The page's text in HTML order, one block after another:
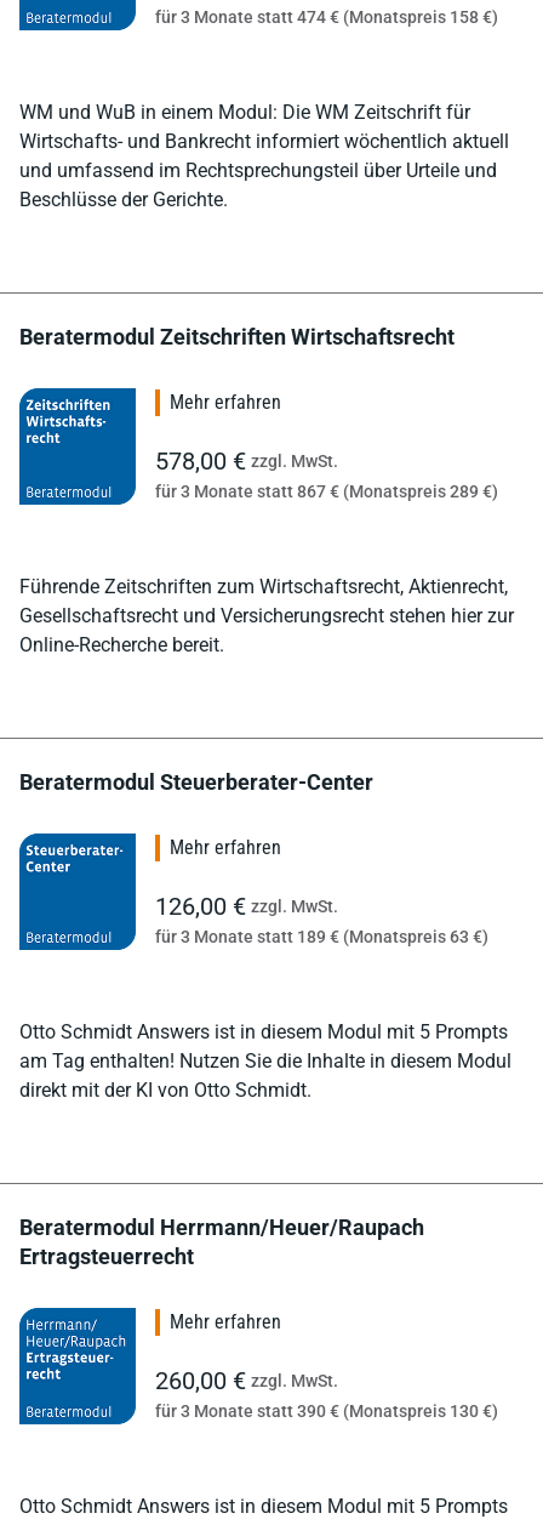
WM und WuB in einem Modul: Die WM Zeitschrift für
Wirtschafts- und Bankrecht informiert wöchentlich aktuell
und umfassend im Rechtsprechungsteil über Urteile und
Beschlüsse der Gerichte.
für 3 Monate statt 474 € (Monatspreis 158 €)
Beratermodul Zeitschriften Wirtschaftsrecht
Führende Zeitschriften zum Wirtschaftsrecht, Aktienrecht,
Gesellschaftsrecht und Versicherungsrecht stehen hier zur
Online-Recherche bereit.
Mehr erfahren
578,00 € zzgl. MwSt.
für 3 Monate statt 867 € (Monatspreis 289 €)
Beratermodul Steuerberater-Center
Otto Schmidt Answers ist in diesem Modul mit 5 Prompts
am Tag enthalten! Nutzen Sie die Inhalte in diesem Modul
direkt mit der KI von Otto Schmidt.
Mehr erfahren
126,00 € zzgl. MwSt.
für 3 Monate statt 189 € (Monatspreis 63 €)
Beratermodul Herrmann/Heuer/Raupach
Ertragsteuerrecht
Otto Schmidt Answers ist in diesem Modul mit 5 Prompts
Mehr erfahren
260,00 € zzgl. MwSt.
für 3 Monate statt 390 € (Monatspreis 130 €)